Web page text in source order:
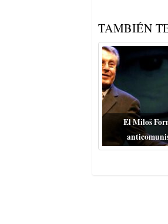
TAMBIÉN
El Miloš